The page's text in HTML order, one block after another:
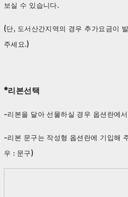
보실 수 있습니다.
(단, 도서산간지역의 경우 추가요금이
주세요.)
*리본선택
-리본을 달아 선물하실 경우 옵션란에
-리본 문구는 작성형 옵션란에 기입해
우 : 문구)